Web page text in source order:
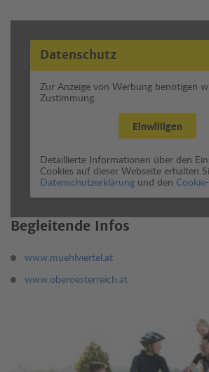
Datenschutz
Zur Anzeige von Werbung benötigen
Zustimmung.
Einwilligen
Detaillierte Informationen über den
Cookies auf dieser Webseite erhalten
Datenschutzerklärung und den
Begleitende Infos
www.muehlviertel.at
www.oberoesterreich.at